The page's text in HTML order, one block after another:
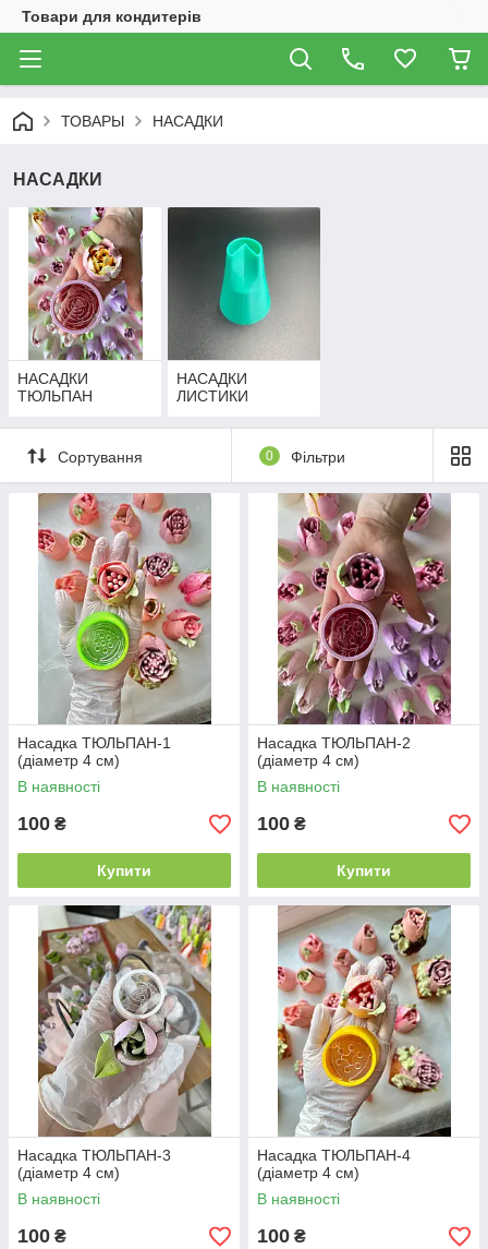
Товари для кондитерів
ТОВАРЫ НАСАДКИ
НАСАДКИ
НАСАДКИ
ТЮЛЬПАН
НАСАДКИ
ЛИСТИКИ
Сортування 0 Фільтри
Насадка ТЮЛЬПАН-1
(діаметр 4 см)
В наявності
100 ₴
Купити
Насадка ТЮЛЬПАН-2
(діаметр 4 см)
В наявності
100 ₴
Купити
Насадка ТЮЛЬПАН-3
(діаметр 4 см)
В наявності
100 ₴
Насадка ТЮЛЬПАН-4
(діаметр 4 см)
В наявності
100 ₴